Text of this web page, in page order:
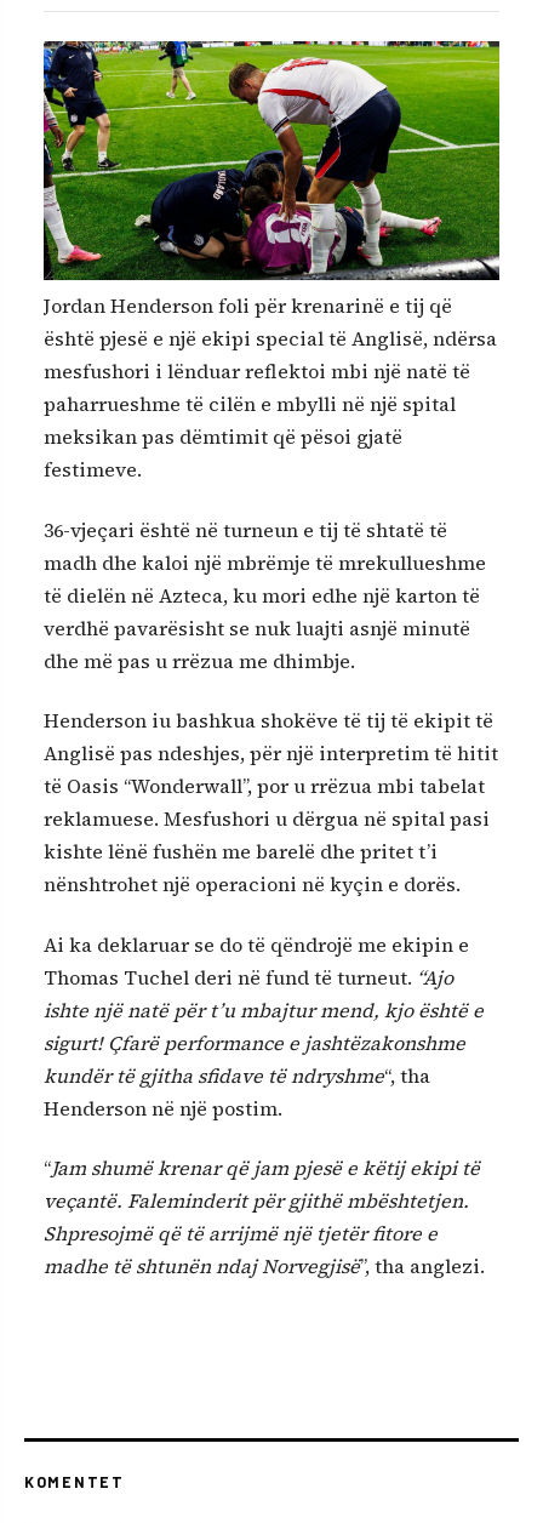
Jordan Henderson foli për krenarinë e tij që
është pjesë e një ekipi special të Anglisë, ndërsa
mesfushori i lënduar reflektoi mbi një natë të
paharrueshme të cilën e mbylli në një spital
meksikan pas dëmtimit që pësoi gjatë
festimeve.
36-vjeçari është në turneun e tij të shtatë të
madh dhe kaloi një mbrëmje të mrekullueshme
të dielën në Azteca, ku mori edhe një karton të
verdhë pavarësisht se nuk luajti asnjë minutë
dhe më pas u rrëzua me dhimbje.
Henderson iu bashkua shokëve të tij të ekipit të
Anglisë pas ndeshjes, për një interpretim të hitit
të Oasis “Wonderwall”, por u rrëzua mbi tabelat
reklamuese. Mesfushori u dërgua në spital pasi
kishte lënë fushën me barelë dhe pritet t’i
nënshtrohet një operacioni në kyçin e dorës.
Ai ka deklaruar se do të qëndrojë me ekipin e
Thomas Tuchel deri në fund të turneut. “Ajo
ishte një natë për t’u mbajtur mend, kjo është e
sigurt! Çfarë performance e jashtëzakonshme
kundër të gjitha sfidave të ndryshme“, tha
Henderson në një postim.
“Jam shumë krenar që jam pjesë e këtij ekipi të
veçantë. Faleminderit për gjithë mbështetjen.
Shpresojmë që të arrijmë një tjetër fitore e
madhe të shtunën ndaj Norvegjisë”, tha anglezi.
KOMENTET